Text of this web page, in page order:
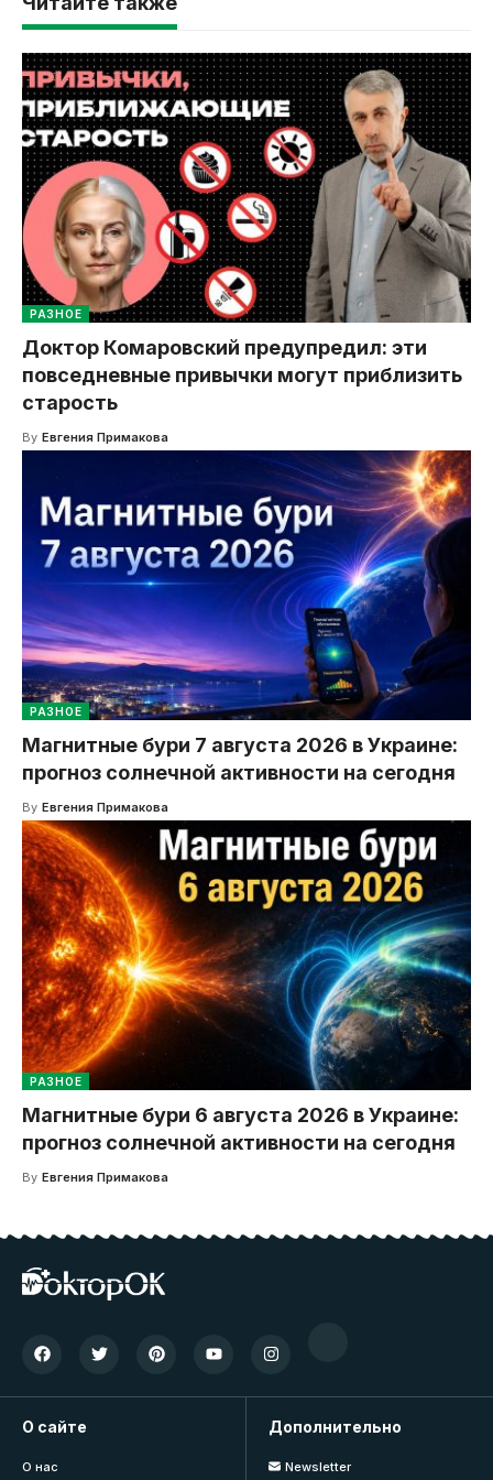
РАЗНОЕ
Доктор Комаровский предупредил: эти
повседневные привычки могут приблизить
старость
By Евгения Примакова
РАЗНОЕ
Магнитные бури 7 августа 2026 в Украине:
прогноз солнечной активности на сегодня
By Евгения Примакова
РАЗНОЕ
Магнитные бури 6 августа 2026 в Украине:
прогноз солнечной активности на сегодня
By Евгения Примакова
О сайте
О нас
Дополнительно
Newsletter